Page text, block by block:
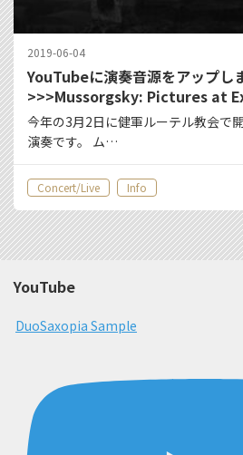
2019-06-04
YouTubeに演奏音源をアップし
>>>Mussorgsky: Pictures at
Promenade,The Old Castle
今年の3月2日に健軍ルーテル教会で
演奏です。 ム…
Concert/Live Info
YouTube
DuoSaxopia Sample